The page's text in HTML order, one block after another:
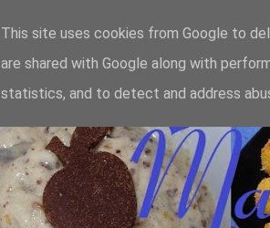
This site uses cookies from Google to
are shared with Google along with
statistics, and to detect and address